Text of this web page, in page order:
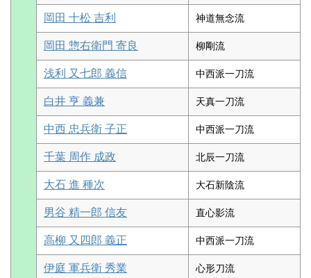
岡田 十松 吉利 神道無念流
岡田 惣右衛門 寄良 柳剛流
浅利 又七郎 義信 中西派一刀流
白井 亨 義兼 天真一刀流
中西 忠兵衛 子正 中西派一刀流
千葉 周作 成政 北辰一刀流
大石 進 種次 大石新陰流
男谷 精一郎 信友 直心影流
高柳 又四郎 義正 中西派一刀流
伊庭 軍兵衛 秀業 心形刀流